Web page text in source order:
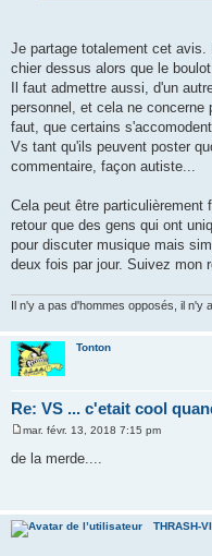
Je partage totalement cet
chier dessus alors que le
Il faut admettre aussi, d'un
personnel, et cela ne
faut, que certains
Vs tant qu'ils peuvent poster
commentaire, façon autiste...
Cela peut être particulièrement
retour que des gens qui ont
pour discuter musique mais
deux fois par jour. Suivez mon
Il n'y a pas d'hommes opposés, il n'y
Tonton
Re: VS ... c'etait cool
s
e
mar. févr. 13, 2018 7:15 pm
de la merde....
THRASH-